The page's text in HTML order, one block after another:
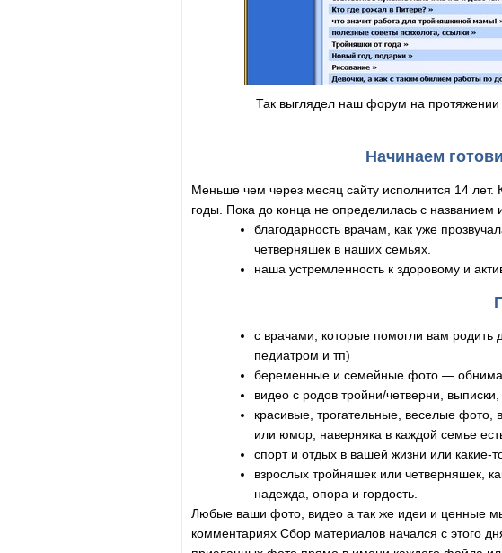
Так выглядел наш форум на протяжении
Начинаем
Меньше чем через месяц сайту исполнится 14
годы. Пока до конца не определилась с
благодарность врачам, как уже
четверняшек в наших семьях.
наша устремленность к здоровому и
с врачами, которые помогли вам родить
педиатром и тп)
беременные и семейные фото —
видео с родов тройни/четверни,
красивые, трогательные, веселые
или юмор, наверняка в каждой семье
спорт и отдых в вашей жизни или какие-
взрослых тройняшек или четверняшек,
надежда, опора и гордость.
Любые ваши фото, видео а так же идеи и ценные
комментариях Сбор материалов начался с этого